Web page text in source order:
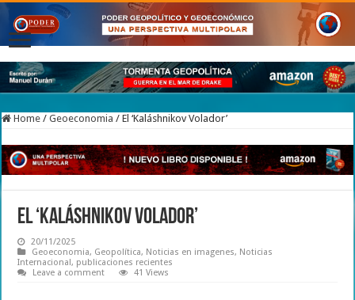
Home / Geoeconomia / El ‘Kaláshnikov Volador’
El ‘Kaláshnikov Volador’
20/11/2025
Geoeconomia, Geopolítica, Noticias en imagenes, Noticias
Internacional, publicaciones recientes
Leave a comment
41 Views